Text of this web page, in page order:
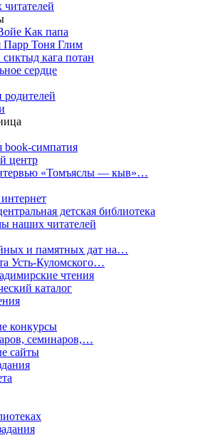
Как папа
Тоня Глим
кага потан
сердце
родителей
симпатия
центр
«Томъяслы — кыв»…
детская библиотека
наших читателей
и памятных дат на…
Усть-Куломского…
чтения
каталог
конкурсы
семинаров,…
сайты